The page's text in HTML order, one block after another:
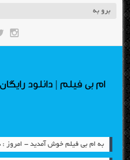
ام بی فیلم | دانلود
به ام بی فیلم خوش آمدید - امروز : دوشنبه ۱۹